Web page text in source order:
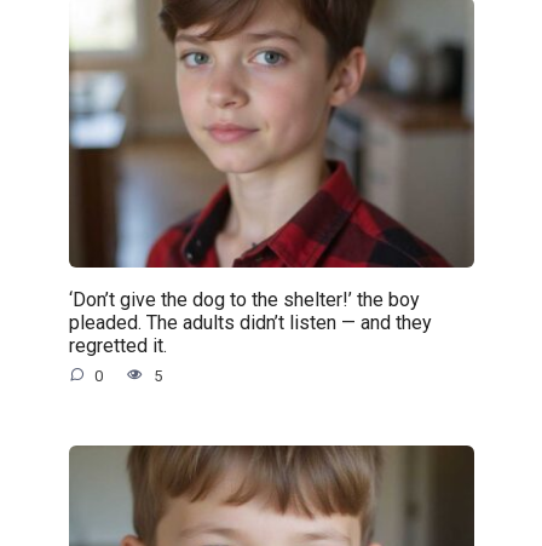
‘Don’t give the dog to the shelter!’ the boy
pleaded. The adults didn’t listen — and they
regretted it.
0 5